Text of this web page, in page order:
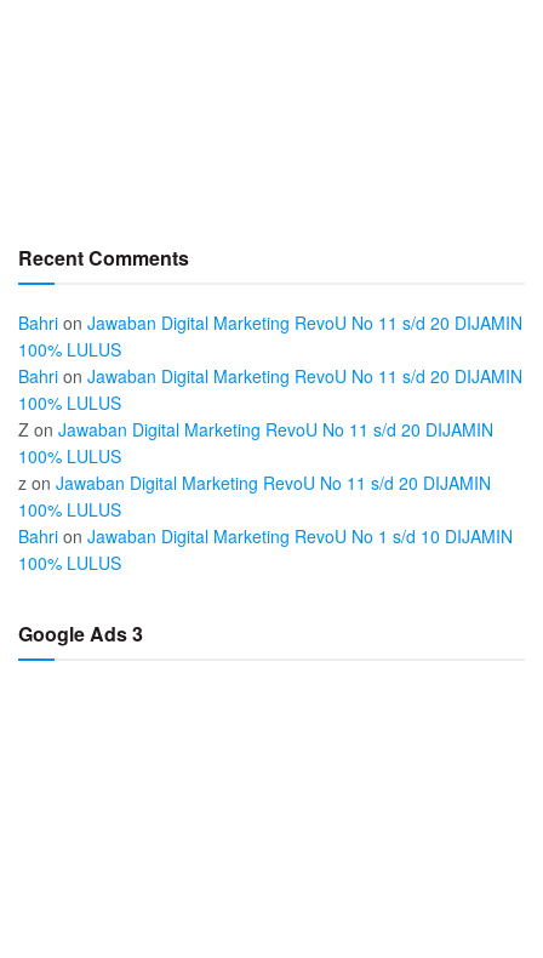
Recent Comments
Bahri on Jawaban Digital Marketing RevoU No 11 s/d 20 DIJAMIN
100% LULUS
Bahri on Jawaban Digital Marketing RevoU No 11 s/d 20 DIJAMIN
100% LULUS
Z on Jawaban Digital Marketing RevoU No 11 s/d 20 DIJAMIN
100% LULUS
z on Jawaban Digital Marketing RevoU No 11 s/d 20 DIJAMIN
100% LULUS
Bahri on Jawaban Digital Marketing RevoU No 1 s/d 10 DIJAMIN
100% LULUS
Google Ads 3